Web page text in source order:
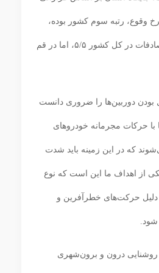
وقوع، رتبه سوم کشور بوده،
همچنین تراکم وقوع تصادفات در کل کشور ۵/۵، اما در قم
بودن دوربین‌ها را ضروری دانست
با حرکات مجرمانه خودروهای
که در این زمینه باید شدت
از اهداف ما این است که نوع
دلیل حرکت‌های خطرآفرین و
شود.
روشنایی درون و برون‌شهری